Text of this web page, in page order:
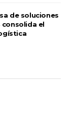
de soluciones
el